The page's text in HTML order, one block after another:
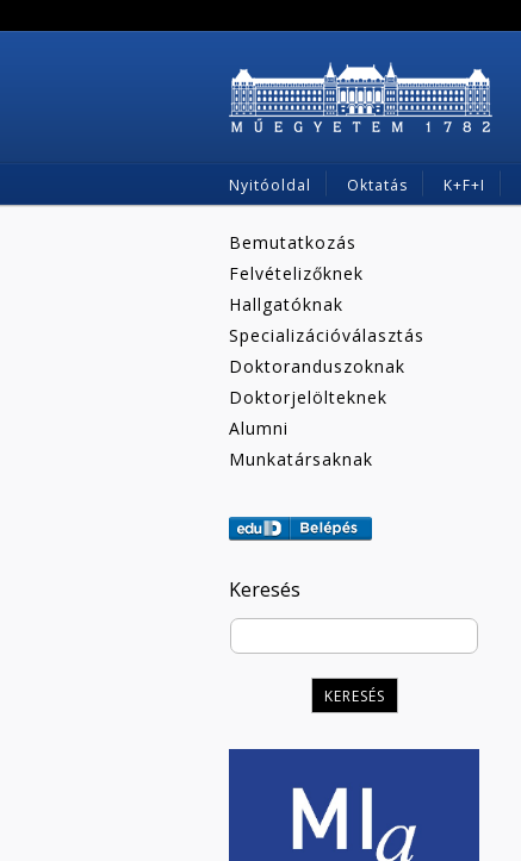
Nyitóoldal Oktatás K+F+I
Bemutatkozás
Felvételizőknek
Hallgatóknak
Specializációválasztás
Doktoranduszoknak
Doktorjelölteknek
Alumni
Munkatársaknak
Keresés